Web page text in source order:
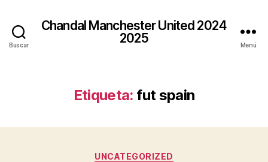
Buscar
Chandal Manchester United 2024
2025
Menú
Etiqueta: fut spain
Categorías
UNCATEGORIZED